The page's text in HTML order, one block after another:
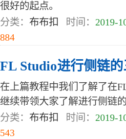
很好的起点。
分类： 布布扣 时间： 2019-
884
FL Studio进行侧链的
在上篇教程中我们了解了在
继续带领大家了解进行侧链
分类： 布布扣 时间： 2019-
543